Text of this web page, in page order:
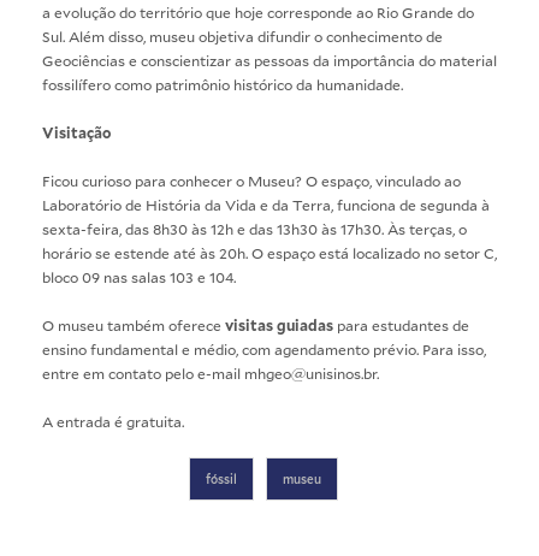
a evolução do território que hoje corresponde ao Rio Grande do
Sul. Além disso, museu objetiva difundir o conhecimento de
Geociências e conscientizar as pessoas da importância do material
fossilífero como patrimônio histórico da humanidade.
Visitação
Ficou curioso para conhecer o Museu? O espaço, vinculado ao
Laboratório de História da Vida e da Terra, funciona de segunda à
sexta-feira, das 8h30 às 12h e das 13h30 às 17h30. Às terças, o
horário se estende até às 20h. O espaço está localizado no setor C,
bloco 09 nas salas 103 e 104.
O museu também oferece visitas guiadas para estudantes de
ensino fundamental e médio, com agendamento prévio. Para isso,
entre em contato pelo e-mail mhgeo@unisinos.br.
A entrada é gratuita.
fóssil museu